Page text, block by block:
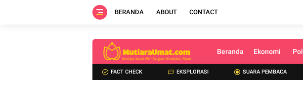
BERANDA ABOUT CONTACT
Beranda Ekonomi
FACT CHECK EKSPLORASI SUARA PEMBACA